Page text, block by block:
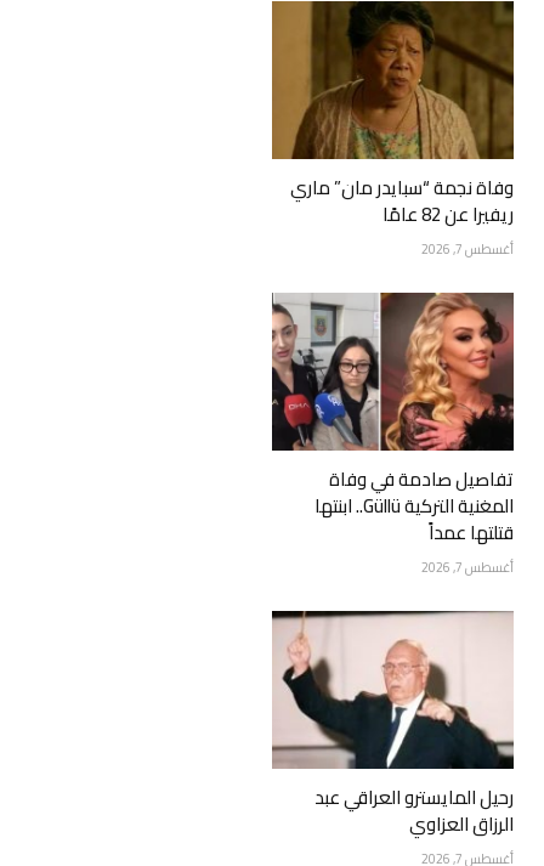
وفاة نجمة “سبايدر مان” ماري
ريفيرا عن 82 عامًا
أغسطس 7, 2026
تفاصيل صادمة في وفاة
المغنية التركية Güllü.. ابنتها
قتلتها عمداً
أغسطس 7, 2026
رحيل المايسترو العراقي عبد
الرزاق العزاوي
أغسطس 7, 2026